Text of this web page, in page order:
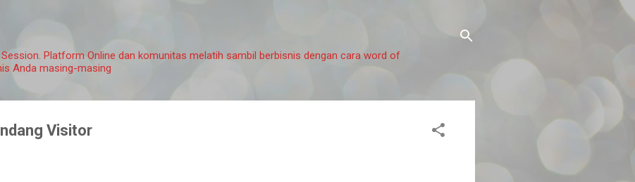
Platform Online dan komunitas melatih sambil berbisnis dengan cara word of
Anda masing-masing
Visitor